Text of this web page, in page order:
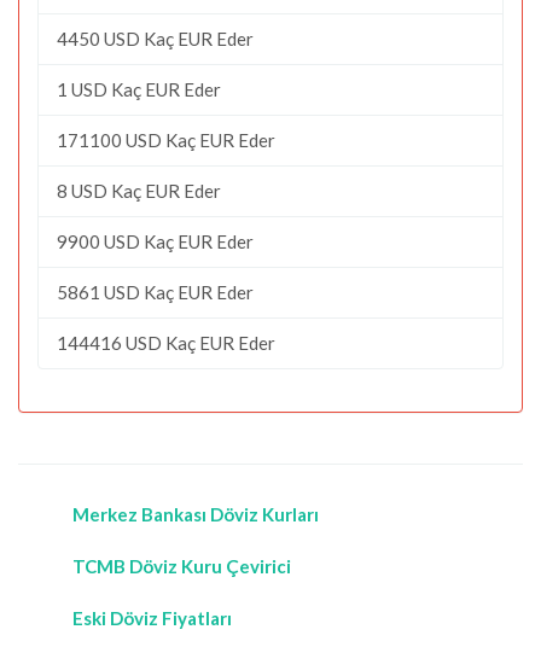
4450 USD Kaç EUR Eder
1 USD Kaç EUR Eder
171100 USD Kaç EUR Eder
8 USD Kaç EUR Eder
9900 USD Kaç EUR Eder
5861 USD Kaç EUR Eder
144416 USD Kaç EUR Eder
Merkez Bankası Döviz Kurları
TCMB Döviz Kuru Çevirici
Eski Döviz Fiyatları